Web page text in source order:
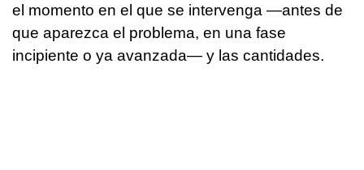
el momento en el que se intervenga —antes de
que aparezca el problema, en una fase
incipiente o ya avanzada— y las cantidades.